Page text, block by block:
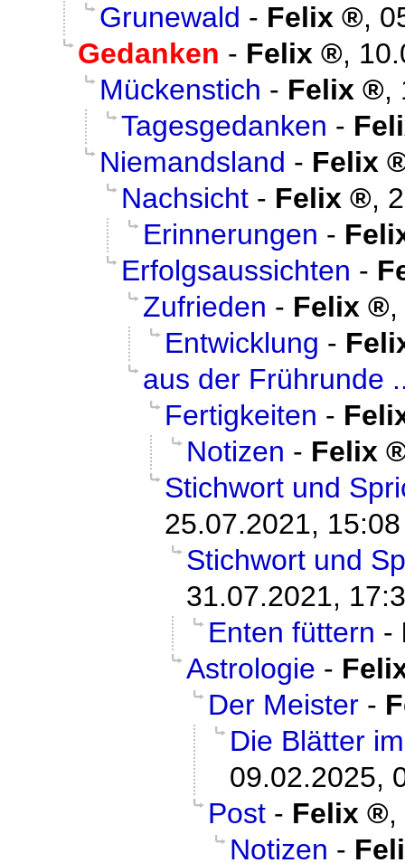
Grunewald - Felix ,
Gedanken - Felix ,
Mückenstich - Felix ,
Tagesgedanken -
Niemandsland - Felix
Nachsicht - Felix ,
Erinnerungen -
Erfolgsaussichten -
Zufrieden - Felix
,
Entwicklung -
aus der Frührunde
Fertigkeiten -
Notizen - Felix
Stichwort und
25.07.2021, 15:08
Stichwort und
31.07.2021,
Enten füttern -
Astrologie -
Der Meister -
Die Blätter
09.02.2025,
Post - Felix
,
Notizen -